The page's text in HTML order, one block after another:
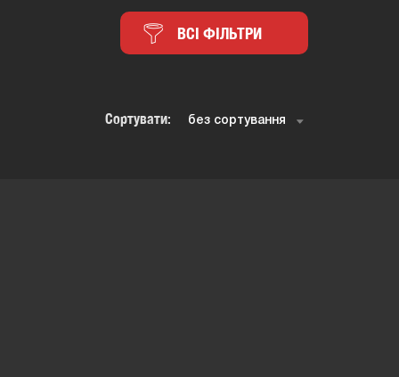
ВСІ ФІЛЬТРИ
Сортувати: